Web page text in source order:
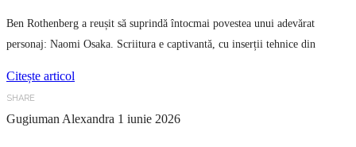
Ben Rothenberg a reușit să suprindă întocmai povestea unui adevărat
personaj: Naomi Osaka. Scriitura e captivantă, cu inserții tehnice din
Citește articol
SHARE
Gugiuman Alexandra 1 iunie 2026